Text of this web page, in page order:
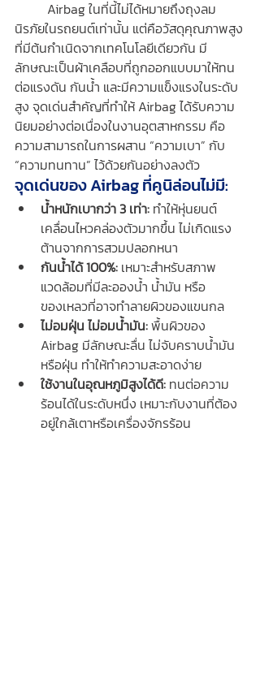
นิรภัยในรถยนต์เท่านั้น แต่คือวัสดุคุณภาพสูง
ที่มีต้นกำเนิดจากเทคโนโลยีเดียวกัน มี
ลักษณะเป็นผ้าเคลือบที่ถูกออกแบบมาให้ทน
ต่อแรงดัน กันน้ำ และมีความแข็งแรงในระดับ
สูง จุดเด่นสำคัญที่ทำให้ Airbag ได้รับความ
นิยมอย่างต่อเนื่องในงานอุตสาหกรรม คือ
ความสามารถในการผสาน “ความเบา” กับ
“ความทนทาน” ไว้ด้วยกันอย่างลงตัว
จุดเด่นของ Airbag ที่คูนิล่อนไม่มี:
น้ำหนักเบากว่า 3 เท่า: ทำให้หุ่นยนต์
เคลื่อนไหวคล่องตัวมากขึ้น ไม่เกิดแรง
ต้านจากการสวมปลอกหนา
กันน้ำได้ 100%: เหมาะสำหรับสภาพ
แวดล้อมที่มีละอองน้ำ น้ำมัน หรือ
ของเหลวที่อาจทำลายผิวของแขนกล
ไม่อมฝุ่น ไม่อมน้ำมัน: พื้นผิวของ
Airbag มีลักษณะลื่น ไม่จับคราบน้ำมัน
หรือฝุ่น ทำให้ทำความสะอาดง่าย
ใช้งานในอุณหภูมิสูงได้ดี: ทนต่อความ
ร้อนได้ในระดับหนึ่ง เหมาะกับงานที่ต้อง
อยู่ใกล้เตาหรือเครื่องจักรร้อน